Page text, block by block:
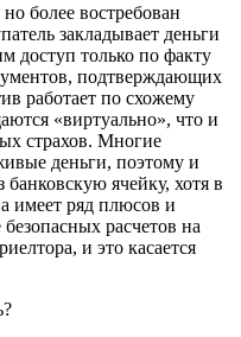
более востребован
закладывает деньги
доступ только по факту
подтверждающих
работает по схожему
«виртуально», что и
страхов. Многие
деньги, поэтому и
ячейку, хотя в
имеет ряд плюсов и
расчетов на
и это касается